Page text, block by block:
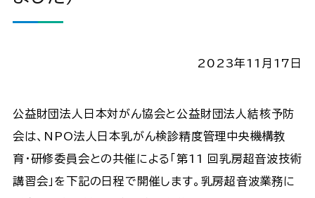
2023年11月17日
公益財団法人日本対がん協会と公益財団法人結核予防
会は、NPO法人日本乳がん検診精度管理中央機構教
育・研修委員会との共催による「第11 回乳房超音波技術
講習会」を下記の日程で開催します。乳房超音波業務に